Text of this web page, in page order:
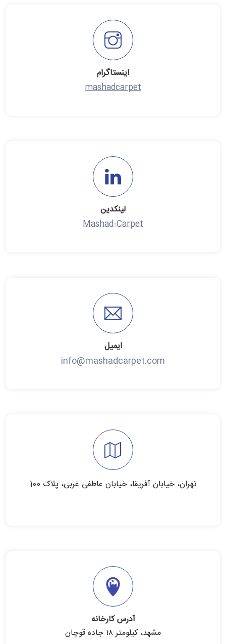
اینستاگرام
mashadcarpet
لینکدین
Mashad-Carpet
ایمیل
info@mashadcarpet.com
تهران، خیابان آفریقا، خیابان عاطفی غربی، پلاک 100
آدرس کارخانه
مشهد، کیلومتر ۱۸ جاده قوچان